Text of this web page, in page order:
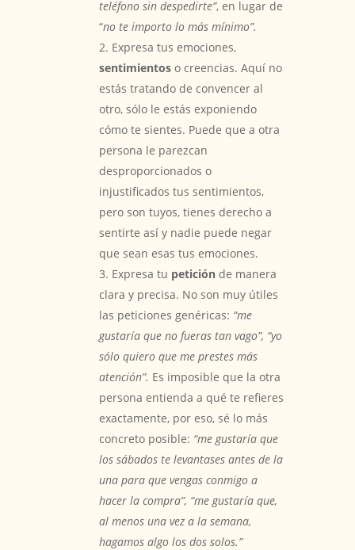
teléfono sin despedirte”, en lugar de
“no te importo lo más mínimo”.
Expresa tus emociones,
sentimientoso creencias. Aquí no
estás tratando de convencer al
otro, sólo le estás exponiendo
cómo te sientes. Puede que a otra
persona le parezcan
desproporcionados o
injustificados tus sentimientos,
pero son tuyos, tienes derecho a
sentirte así y nadie puede negar
que sean esas tus emociones.
Expresa tu peticiónde manera
clara y precisa. No son muy útiles
las peticiones genéricas: “me
gustaría que no fueras tan vago”, “yo
sólo quiero que me prestes más
atención”. Es imposible que la otra
persona entienda a qué te refieres
exactamente, por eso, sé lo más
concreto posible: “me gustaría que
los sábados te levantases antes de la
una para que vengas conmigo a
hacer la compra”, “me gustaría que,
al menos una vez a la semana,
hagamos algo los dos solos.”